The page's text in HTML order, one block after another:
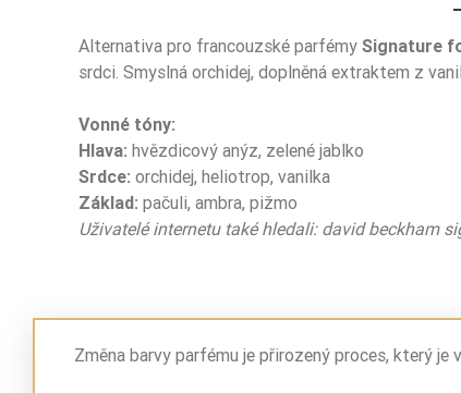
Alternativa pro francouzské parfémy Signature
srdci. Smyslná orchidej, doplněná extraktem z
Vonné tóny:
Hlava: hvězdicový anýz, zelené jablko
Srdce: orchidej, heliotrop, vanilka
Základ: pačuli, ambra, pižmo
Uživatelé internetu také hledali: david beckham
Typ Zapachu
Nuty Głowy
Nuty Głowy
Nuty Serca
Změna barvy parfému je přirozený proces, který